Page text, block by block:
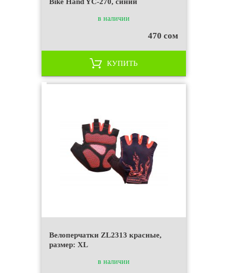
в наличии
470 сом
КУПИТЬ
Велоперчатки ZL2313 красные,
размер: XL
в наличии